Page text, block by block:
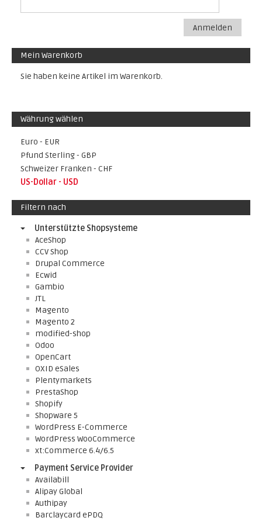
Anmelden
Mein Warenkorb
Sie haben keine Artikel im Warenkorb.
Währung wählen
Euro - EUR
Pfund Sterling - GBP
Schweizer Franken - CHF
US-Dollar - USD
Filtern nach
Unterstützte Shopsysteme
AceShop
CCV Shop
Drupal Commerce
Ecwid
Gambio
JTL
Magento
Magento 2
modified-shop
Odoo
OpenCart
OXID eSales
Plentymarkets
PrestaShop
Shopify
Shopware 5
WordPress E-Commerce
WordPress WooCommerce
xt:Commerce 6.4/6.5
Payment Service Provider
Availabill
Alipay Global
Authipay
Barclaycard ePDQ